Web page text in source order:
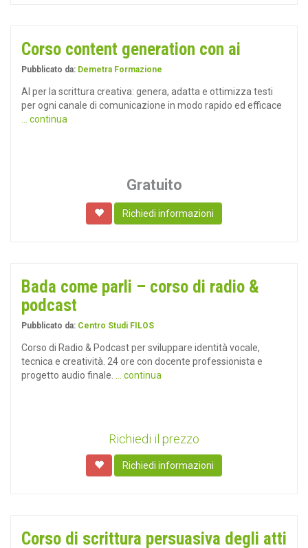
Corso content generation con ai
Pubblicato da: Demetra Formazione
AI per la scrittura creativa: genera, adatta e ottimizza testi
per ogni canale di comunicazione in modo rapido ed efficace
... continua
Gratuito
Richiedi informazioni
Bada come parli – corso di radio &
podcast
Pubblicato da: Centro Studi FILOS
Corso di Radio & Podcast per sviluppare identità vocale,
tecnica e creatività. 24 ore con docente professionista e
progetto audio finale.
... continua
Richiedi il prezzo
Richiedi informazioni
Corso di scrittura persuasiva degli atti